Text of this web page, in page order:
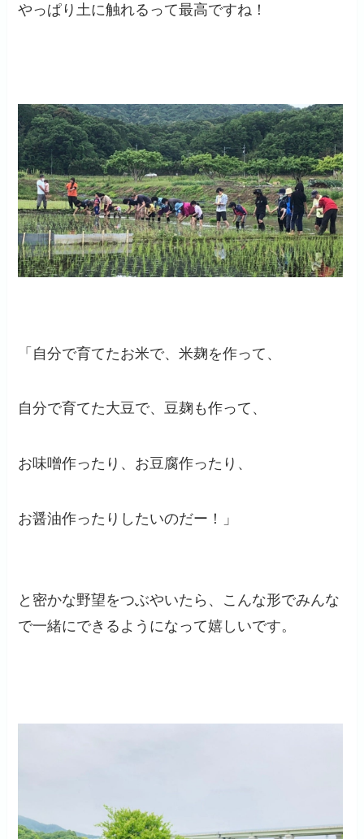
やっぱり土に触れるって最高ですね！
「自分で育てたお米で、米麹を作って、
自分で育てた大豆で、豆麹も作って、
お味噌作ったり、お豆腐作ったり、
お醤油作ったりしたいのだー！」
と密かな野望をつぶやいたら、こんな形でみんな
で一緒にできるようになって嬉しいです。